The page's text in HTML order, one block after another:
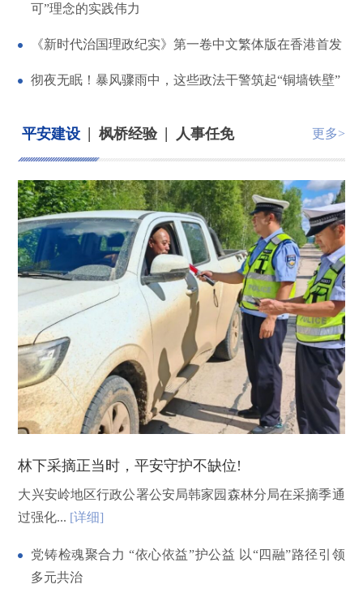
可”理念的实践伟力
《新时代治国理政纪实》第一卷中文繁体版在香港首发
彻夜无眠！暴风骤雨中，这些政法干警筑起“铜墙铁壁”
更多>
平安建设 | 枫桥经验 | 人事任免
林下采摘正当时，平安守护不缺位!
大兴安岭地区行政公署公安局韩家园森林分局在采摘季通
过强化... [详细]
党铸检魂聚合力 “依心依益”护公益 以“四融”路径引领
多元共治